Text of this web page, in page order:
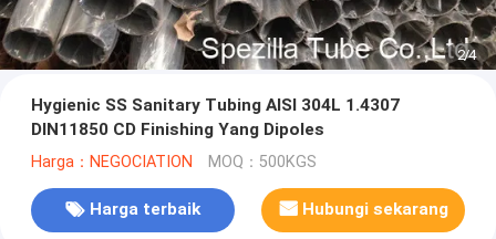
2/4
Hygienic SS Sanitary Tubing AISI 304L 1.4307
DIN11850 CD Finishing Yang Dipoles
Harga：NEGOCIATION MOQ：500KGS
Harga terbaik Hubungi sekarang